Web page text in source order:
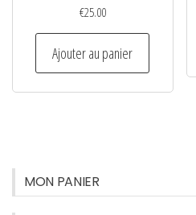
€25.00
Ajouter au panier
MON PANIER